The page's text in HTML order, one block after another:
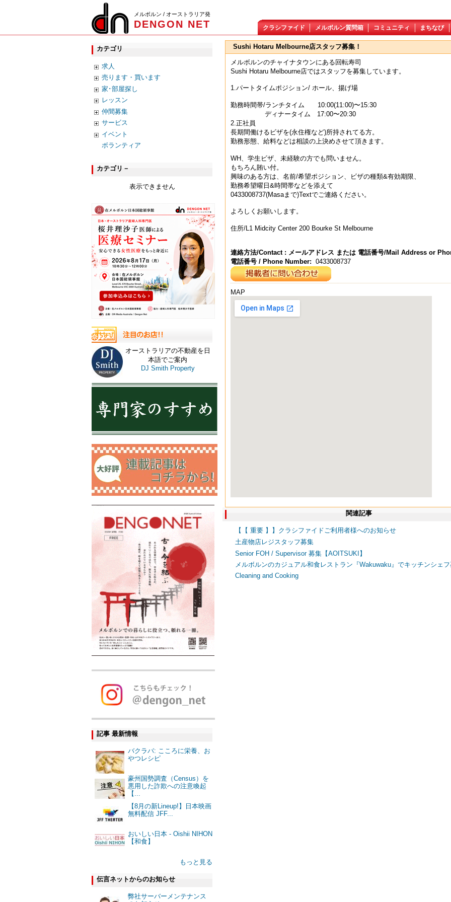
メルボルン / オーストラリア発
DENGON NET クラシファイド メルボルン質問箱 コミュニティ まちなび
カテゴリ
求人
売ります・買います
家･部屋探し
レッスン
仲間募集
サービス
イベント
ボランティア
カテゴリ－
表示できません
オーストラリアの不動産を日
本語でご案内
DJ Smith Property
記事 最新情報
バクラバ: こころに栄養、お
やつレシピ
豪州国勢調査（Census）を
悪用した詐欺への注意喚起
【...
【8月の新Lineup!】日本映画
無料配信 JFF...
おいしい日本 - Oishii NIHON
【和食】
もっと見る
伝言ネットからのお知らせ
弊社サーバーメンテナンス
Sushi Hotaru Melbourne店スタッフ募集！
メルボルンのチャイナタウンにある回転寿司
Sushi Hotaru Melbourne店ではスタッフを募集しています。
1.パートタイムポジション/ ホール、揚げ場
勤務時間帯/ランチタイム 10:00(11:00)〜15:30
ディナータイム 17:00〜20:30
2.正社員
長期間働けるビザを(永住権など)所持されてる方。
勤務形態、給料などは相談の上決めさせて頂きます。
WH、学生ビザ、未経験の方でも問いません。
もちろん賄い付。
興味のある方は、名前/希望ポジション、ビザの種類&有効期限、
勤務希望曜日&時間帯などを添えて
0433008737(Masaまで)Textでご連絡ください。
よろしくお願いします。
住所/L1 Midcity Center 200 Bourke St Melbourne
連絡方法/Contact : メールアドレス または 電話番号/Mail Address or
電話番号 / Phone Number: 0433008737
MAP
関連記事
【【 重要 】】クラシファイドご利用者様へのお知らせ
土産物店レジスタッフ募集
Senior FOH / Supervisor 募集【AOITSUKI】
メルボルンのカジュアル和食レストラン『Wakuwaku』でキッチンシェ
Cleaning and Cooking